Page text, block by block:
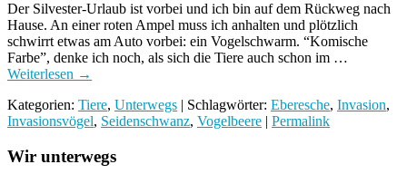
Der Silvester-Urlaub ist vorbei und ich bin auf dem Rückweg nach
Hause. An einer roten Ampel muss ich anhalten und plötzlich
schwirrt etwas am Auto vorbei: ein Vogelschwarm. “Komische
Farbe”, denke ich noch, als sich die Tiere auch schon im …
Weiterlesen →
Kategorien: Tiere, Unterwegs | Schlagwörter: Eberesche, Invasion,
Invasionsvögel, Seidenschwanz, Vogelbeere Permalink
Wir unterwegs